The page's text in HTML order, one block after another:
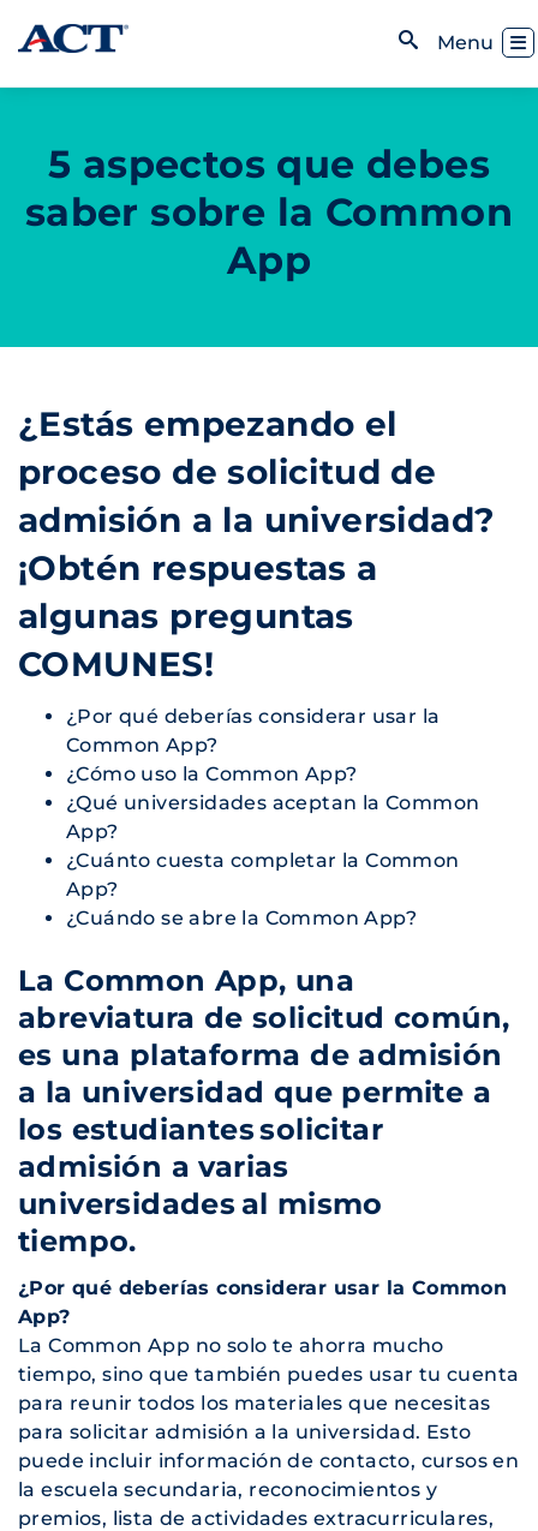
Skip to content
Menu
5 aspectos que debes
saber sobre la Common
App
¿Estás empezando el
proceso de solicitud de
admisión a la universidad?
¡Obtén respuestas a
algunas preguntas
COMUNES!
¿Por qué deberías considerar usar la
Common App?
¿Cómo uso la Common App?
¿Qué universidades aceptan la Common
App?
¿Cuánto cuesta completar la Common
App?
¿Cuándo se abre la Common App?
La Common App, una
abreviatura de solicitud común,
es una plataforma de admisión
a la universidad que permite a
los estudiantes solicitar
admisión a varias
universidades al mismo
tiempo.
¿Por qué deberías considerar usar la Common
App?
La Common App no solo te ahorra mucho
tiempo, sino que también puedes usar tu cuenta
para reunir todos los materiales que necesitas
para solicitar admisión a la universidad. Esto
puede incluir información de contacto, cursos en
la escuela secundaria, reconocimientos y
premios, lista de actividades extracurriculares,